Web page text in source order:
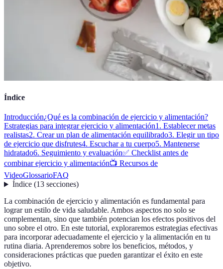
Índice
Introducción¿Qué es la combinación de ejercicio y alimentación?
Estrategias para integrar ejercicio y alimentación1. Establecer metas
realistas2. Crear un plan de alimentación equilibrado3. Elegir un tipo
de ejercicio que disfrutes4. Escuchar a tu cuerpo5. Mantenerse
hidratado6. Seguimiento y evaluación✅ Checklist antes de
combinar ejercicio y alimentación📺 Recursos de
VideoGlossarioFAQ
Índice(13 secciones)
La combinación de ejercicio y alimentación es fundamental para
lograr un estilo de vida saludable. Ambos aspectos no solo se
complementan, sino que también potencian los efectos positivos del
uno sobre el otro. En este tutorial, exploraremos estrategias efectivas
para incorporar adecuadamente el ejercicio y la alimentación en tu
rutina diaria. Aprenderemos sobre los beneficios, métodos, y
consideraciones prácticas que pueden garantizar el éxito en este
objetivo.